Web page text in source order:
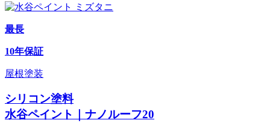
最長
10年保証
屋根塗装
シリコン塗料
水谷ペイント｜ナノルーフ20